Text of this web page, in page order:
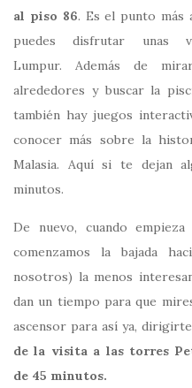
al piso 86. Es el punto más
puedes disfrutar unas
Lumpur. Además de
alrededores y buscar la
también hay juegos
conocer más sobre la
Malasia. Aquí si te dejan
minutos.
De nuevo, cuando
comenzamos la bajada
nosotros) la menos
dan un tiempo para que
ascensor para así ya,
de la visita a las torres
de 45 minutos.